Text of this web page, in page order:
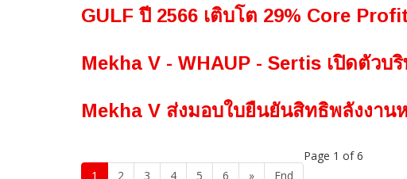
GULF ปี 2566 เติบโต 29% Core
Mekha V - WHAUP - Sertis เปิดตัวบ
Mekha V ส่งมอบใบยืนยันสิทธิพลังงาน
Page 1 of 6
1
2 3 4 5 6 » End